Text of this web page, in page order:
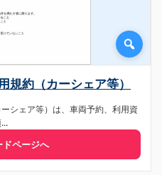
規約（カーシェア等）
シェア等）は、車両予約、利用資
ドページへ